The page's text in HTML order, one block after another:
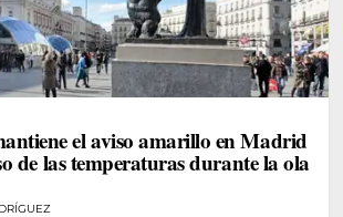
el aviso amarillo en Madrid
de las temperaturas durante la ola